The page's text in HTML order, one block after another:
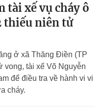
tài xế vụ cháy ô
thiếu niên tử
ở xã Thăng Điền (TP
vong, tài xế Võ Nguyễn
để điều tra về hành vi vi
cháy.